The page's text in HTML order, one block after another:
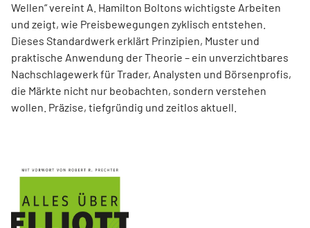
Wellen“ vereint A. Hamilton Boltons wichtigste Arbeiten
und zeigt, wie Preisbewegungen zyklisch entstehen.
Dieses Standardwerk erklärt Prinzipien, Muster und
praktische Anwendung der Theorie – ein unverzichtbares
Nachschlagewerk für Trader, Analysten und Börsenprofis,
die Märkte nicht nur beobachten, sondern verstehen
wollen. Präzise, tiefgründig und zeitlos aktuell.